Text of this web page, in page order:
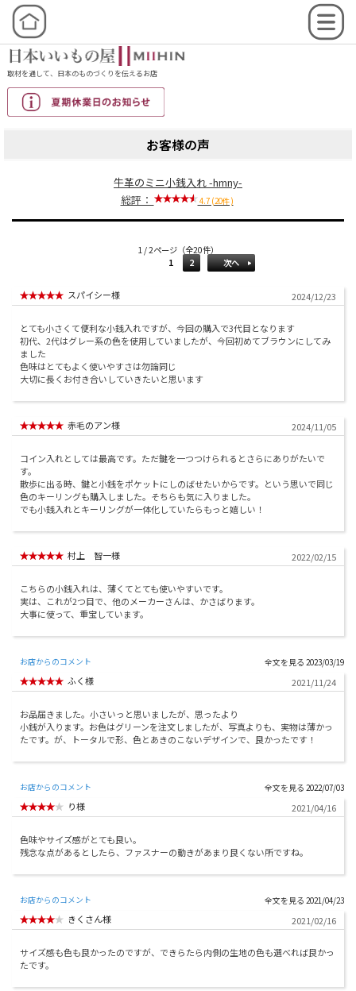
取材を通して、日本のものづくりを伝えるお店
お客様の声
牛革のミニ小銭入れ -hmny-
総評：
4.7 (20件)
1 / 2ページ（全20件）
1
2 次へ
スパイシー様 2024/12/23
とても小さくて便利な小銭入れですが、今回の購入で3代目となります
初代、2代はグレー系の色を使用していましたが、今回初めてブラウンにしてみ
ました
色味はとてもよく使いやすさは勿論同じ
大切に長くお付き合いしていきたいと思います
赤毛のアン様 2024/11/05
コイン入れとしては最高です。ただ鍵を一つつけられるとさらにありがたいで
す。
散歩に出る時、鍵と小銭をポケットにしのばせたいからです。という思いで同じ
色のキーリングも購入しました。そちらも気に入りました。
でも小銭入れとキーリングが一体化していたらもっと嬉しい！
村上 智一様 2022/02/15
こちらの小銭入れは、薄くてとても使いやすいです。
実は、これが2つ目で、他のメーカーさんは、かさばります。
大事に使って、重宝しています。
お店からのコメント 2023/03/19
ふく様 2021/11/24
お品届きました。小さいっと思いましたが、思ったより
小銭が入ります。お色はグリーンを注文しましたが、写真よりも、実物は薄かっ
たです。が、トータルで形、色とあきのこないデザインで、良かったです！
お店からのコメント 2022/07/03
り様 2021/04/16
色味やサイズ感がとても良い。
残念な点があるとしたら、ファスナーの動きがあまり良くない所ですね。
お店からのコメント 2021/04/23
きくさん様 2021/02/16
サイズ感も色も良かったのですが、できらたら内側の生地の色も選べれば良かっ
たです。